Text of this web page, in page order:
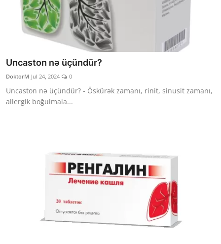
Uncaston nə üçündür?
DoktorM Jul 24, 2024 0
Uncaston nə üçündür? - Öskürək zamanı, rinit, sinusit zamanı,
allergik boğulmala...